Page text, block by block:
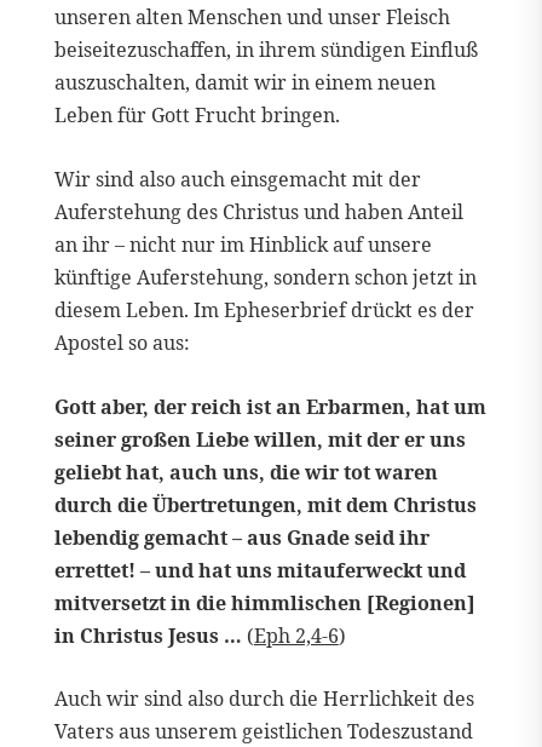
unseren alten Menschen und unser Fleisch
beiseitezuschaffen, in ihrem sündigen Einfluß
auszuschalten, damit wir in einem neuen
Leben für Gott Frucht bringen.
Wir sind also auch einsgemacht mit der
Auferstehung des Christus und haben Anteil
an ihr – nicht nur im Hinblick auf unsere
künftige Auferstehung, sondern schon jetzt in
diesem Leben. Im Epheserbrief drückt es der
Apostel so aus:
Gott aber, der reich ist an Erbarmen, hat um
seiner großen Liebe willen, mit der er uns
geliebt hat, auch uns, die wir tot waren
durch die Übertretungen, mit dem Christus
lebendig gemacht – aus Gnade seid ihr
errettet! – und hat uns mitauferweckt und
mitversetzt in die himmlischen [Regionen]
in Christus Jesus … (Eph 2,4-6)
Auch wir sind also durch die Herrlichkeit des
Vaters aus unserem geistlichen Todeszustand